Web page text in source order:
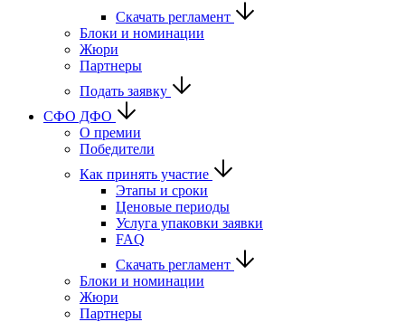
Скачать регламент
Блоки и номинации
Жюри
Партнеры
Подать заявку
CФО ДФО
О премии
Победители
Как принять участие
Этапы и сроки
Ценовые периоды
Услуга упаковки заявки
FAQ
Скачать регламент
Блоки и номинации
Жюри
Партнеры